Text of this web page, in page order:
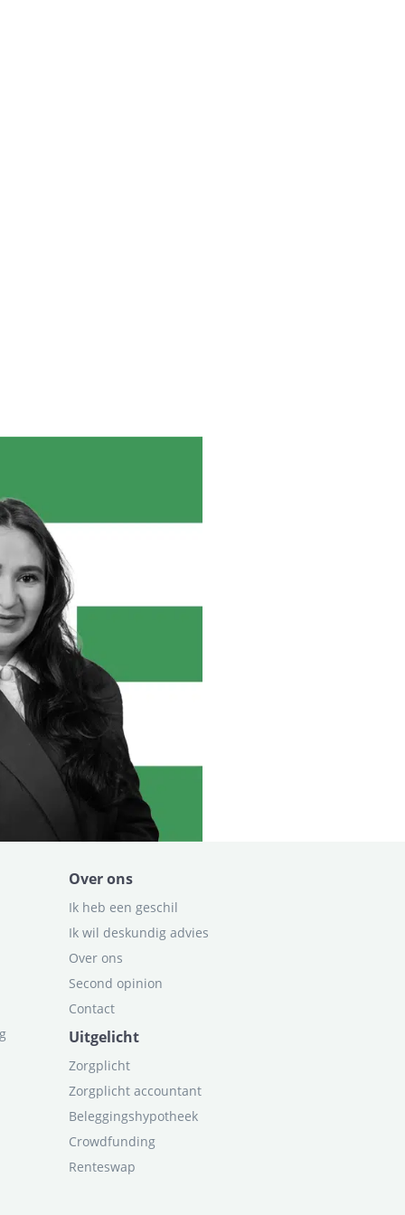
Over ons
Ik heb een geschil
Ik wil deskundig advies
Over ons
Second opinion
Contact
Uitgelicht
Zorgplicht
Zorgplicht accountant
Beleggingshypotheek
Crowdfunding
Renteswap